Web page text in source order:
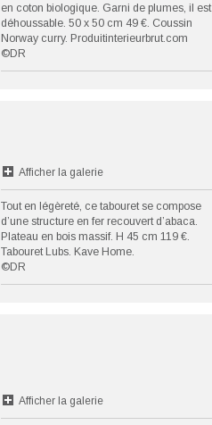
en coton biologique. Garni de plumes, il est
déhoussable. 50 x 50 cm 49 €. Coussin
Norway curry. Produitinterieurbrut.com
©DR
Afficher la galerie
Tout en légèreté, ce tabouret se compose
d’une structure en fer recouvert d’abaca.
Plateau en bois massif. H 45 cm 119 €.
Tabouret Lubs. Kave Home.
©DR
Afficher la galerie